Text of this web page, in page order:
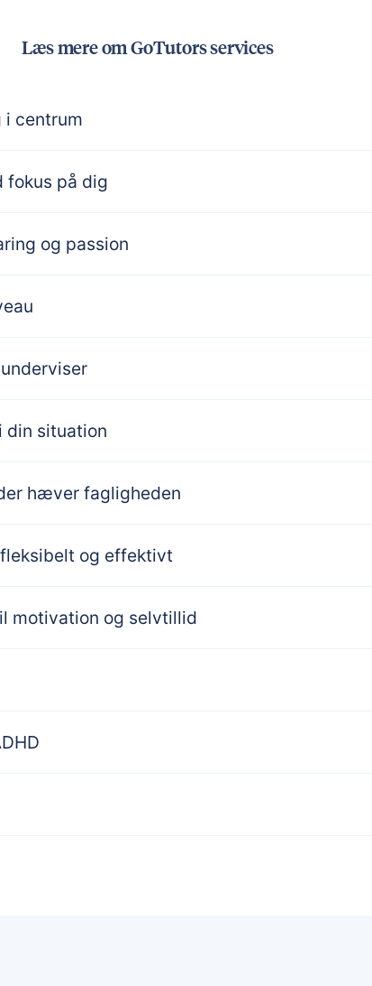
Læs mere om GoTutors services
centrum
fokus på dig
og passion
din situation
hæver fagligheden
og effektivt
motivation og selvtillid